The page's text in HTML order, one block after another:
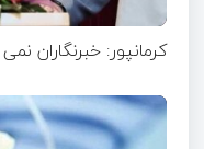
کرمانپور: خبرنگاران